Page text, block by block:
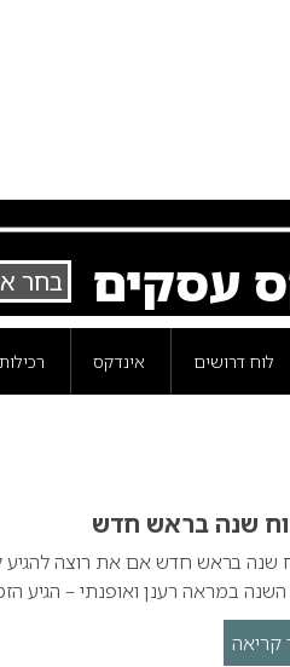
עסקים
לוח דרושים אינדקס רכילות
שנה בראש חדש
שנה בראש חדש אם את רוצה
במראה רענן ואופנתי – הגיע